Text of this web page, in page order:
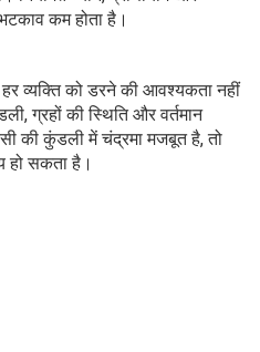
कम होता है।
व्यक्ति को डरने की आवश्यकता नहीं
ग्रहों की स्थिति और वर्तमान
की कुंडली में चंद्रमा मजबूत है, तो
हो सकता है।